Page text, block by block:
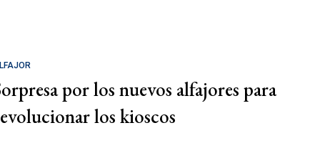
por los nuevos alfajores para
los kioscos